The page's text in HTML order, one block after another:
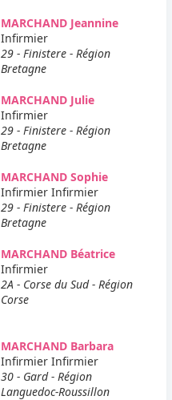
MARCHAND Jeannine
Infirmier
29 - Finistere - Région
Bretagne
MARCHAND Julie
Infirmier
29 - Finistere - Région
Bretagne
MARCHAND Sophie
Infirmier Infirmier
29 - Finistere - Région
Bretagne
MARCHAND Béatrice
Infirmier
2A - Corse du Sud - Région
Corse
MARCHAND Barbara
Infirmier Infirmier
30 - Gard - Région
Languedoc-Roussillon